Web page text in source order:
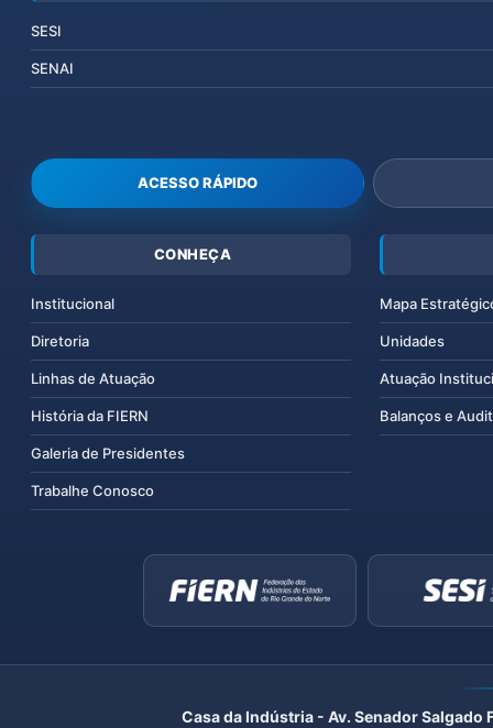
SESI
SENAI
ACESSO RÁPIDO
CONHEÇA
Institucional
Diretoria
Linhas de Atuação
História da FIERN
Galeria de Presidentes
Trabalhe Conosco
Mapa
Unidades
Atuação
Balanços e
Casa da Indústria - Av. Senador